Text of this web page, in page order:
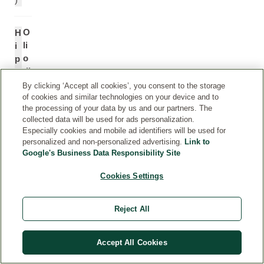
H
i
p
p
O
li
o
di
ol
iv
el
lo
s
pi
o
By clicking ‘Accept all cookies’, you consent to the storage
of cookies and similar technologies on your device and to
the processing of your data by us and our partners. The
collected data will be used for ads personalization.
Especially cookies and mobile ad identifiers will be used for
personalized and non-personalized advertising. Link to
Google's Business Data Responsibility Site
Cookies Settings
Reject All
Accept All Cookies